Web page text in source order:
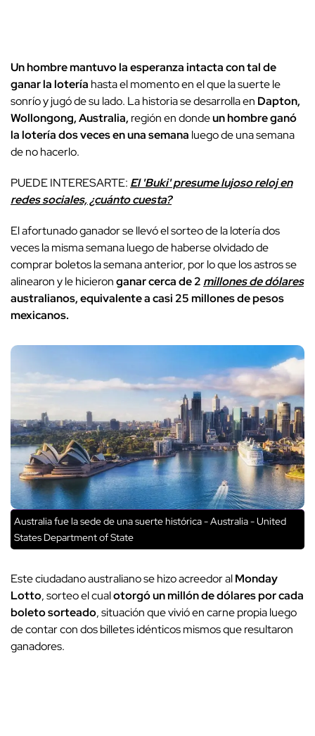
Un hombre mantuvo la esperanza intacta con tal de
ganar la lotería hasta el momento en el que la suerte le
sonrío y jugó de su lado. La historia se desarrolla en Dapton,
Wollongong, Australia, región en dondeun hombre ganó
la lotería dos veces en una semana luego de una semana
de no hacerlo.
PUEDE INTERESARTE: El 'Buki' presume lujoso reloj en
redes sociales, ¿cuánto cuesta?
El afortunado ganador se llevó el sorteo de la lotería dos
veces la misma semana luego de haberse olvidado de
comprar boletos la semana anterior, por lo que los astros se
alinearon y le hicieronganar cerca de 2 millones de dólares
australianos, equivalente a casi 25 millones de pesos
mexicanos.
Australia fue la sede de una suerte histórica - Australia - United
States Department of State
Este ciudadano australiano se hizo acreedor alMonday
Lotto, sorteo el cualotorgó un millón de dólares por cada
boleto sorteado, situación que vivió en carne propia luego
de contar con dos billetes idénticos mismos que resultaron
ganadores.